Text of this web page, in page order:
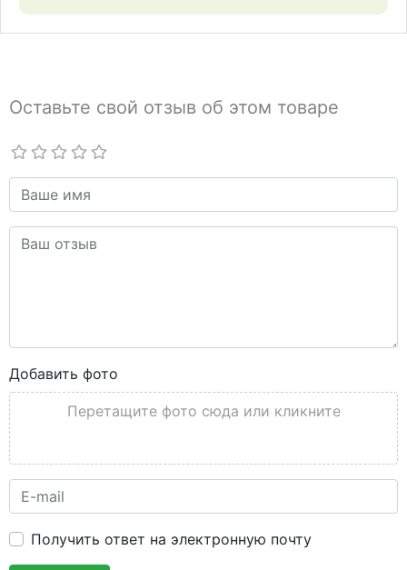
Оставьте свой отзыв об этом товаре
Добавить фото
Перетащите фото сюда или кликните
Получить ответ на электронную почту